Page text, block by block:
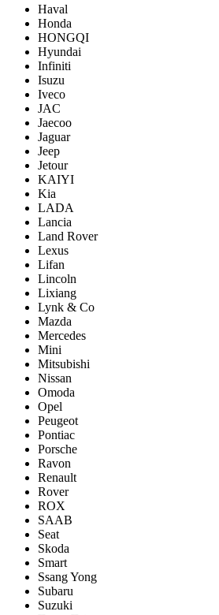
Haval
Honda
HONGQI
Hyundai
Infiniti
Isuzu
Iveco
JAC
Jaecoo
Jaguar
Jeep
Jetour
KAIYI
Kia
LADA
Lancia
Land Rover
Lexus
Lifan
Lincoln
Lixiang
Lynk & Co
Mazda
Mercedes
Mini
Mitsubishi
Nissan
Omoda
Opel
Peugeot
Pontiac
Porsсhe
Ravon
Renault
Rover
ROX
SAAB
Seat
Skoda
Smart
Ssang Yong
Subaru
Suzuki